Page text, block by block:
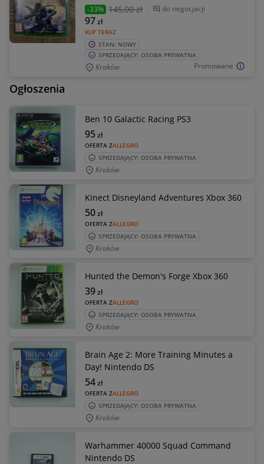
Promowane
-33% 145,00 zł do negocjacji
KUP TERAZ
97zł
STAN: NOWY
SPRZEDAJĄCY: OSOBA PRYWATNA
Kraków
Ogłoszenia
Ben 10 Galactic Racing PS3
OFERTA ZALLEGRO
95zł
SPRZEDAJĄCY: OSOBA PRYWATNA
Kraków
Kinect Disneyland Adventures Xbox 360
OFERTA ZALLEGRO
50zł
SPRZEDAJĄCY: OSOBA PRYWATNA
Kraków
Hunted the Demon's Forge Xbox 360
OFERTA ZALLEGRO
39zł
SPRZEDAJĄCY: OSOBA PRYWATNA
Kraków
Brain Age 2: More Training Minutes a
Day! Nintendo DS
OFERTA ZALLEGRO
54zł
SPRZEDAJĄCY: OSOBA PRYWATNA
Kraków
Warhammer 40000 Squad Command
Nintendo DS